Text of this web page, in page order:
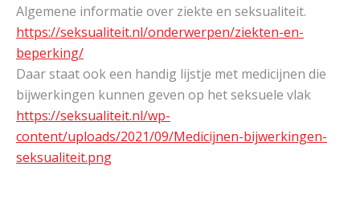
Algemene informatie over ziekte en seksualiteit.
https://seksualiteit.nl/onderwerpen/ziekten-en-
beperking/
Daar staat ook een handig lijstje met medicijnen die
bijwerkingen kunnen geven op het seksuele vlak
https://seksualiteit.nl/wp-
content/uploads/2021/09/Medicijnen-bijwerkingen-
seksualiteit.png